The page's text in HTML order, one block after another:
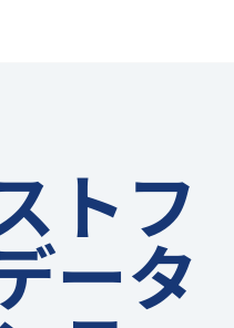
トフ
ータ